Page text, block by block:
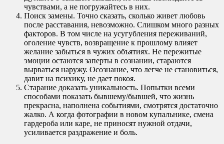
чувствами, а не погружайтесь в них.
Поиск замены. Точно сказать, сколько живет любовь
после расставания, невозможно. Слишком много разных
факторов. В том числе на усугубления переживаний,
оголение чувств, возвращение к прошлому влияет
желание забыться в чужих объятиях. Не пережитые
эмоции остаются заперты в сознании, стараются
вырваться наружу. Осознание, что легче не становиться,
давит на психику, не дает покоя.
Старание доказать уникальность. Попытки всеми
способами показать бывшему/бывшей, что жизнь
прекрасна, наполнена событиями, смотрятся достаточно
жалко. А когда фотографии в новом купальнике, смена
гардероба или каре, не приносят нужной отдачи,
усиливается раздражение и боль.